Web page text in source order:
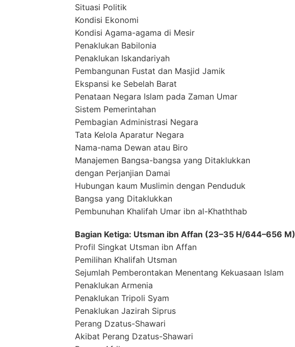
Situasi Politik
Kondisi Ekonomi
Kondisi Agama-agama di Mesir
Penaklukan Babilonia
Penaklukan Iskandariyah
Pembangunan Fustat dan Masjid Jamik
Ekspansi ke Sebelah Barat
Penataan Negara Islam pada Zaman Umar
Sistem Pemerintahan
Pembagian Administrasi Negara
Tata Kelola Aparatur Negara
Nama-nama Dewan atau Biro
Manajemen Bangsa-bangsa yang Ditaklukkan
dengan Perjanjian Damai
Hubungan kaum Muslimin dengan Penduduk
Bangsa yang Ditaklukkan
Pembunuhan Khalifah Umar ibn al-Khaththab
Bagian Ketiga: Utsman ibn Affan (23–35 H/644–656 M)
Profil Singkat Utsman ibn Affan
Pemilihan Khalifah Utsman
Sejumlah Pemberontakan Menentang Kekuasaan Islam
Penaklukan Armenia
Penaklukan Tripoli Syam
Penaklukan Jazirah Siprus
Perang Dzatus-Shawari
Akibat Perang Dzatus-Shawari